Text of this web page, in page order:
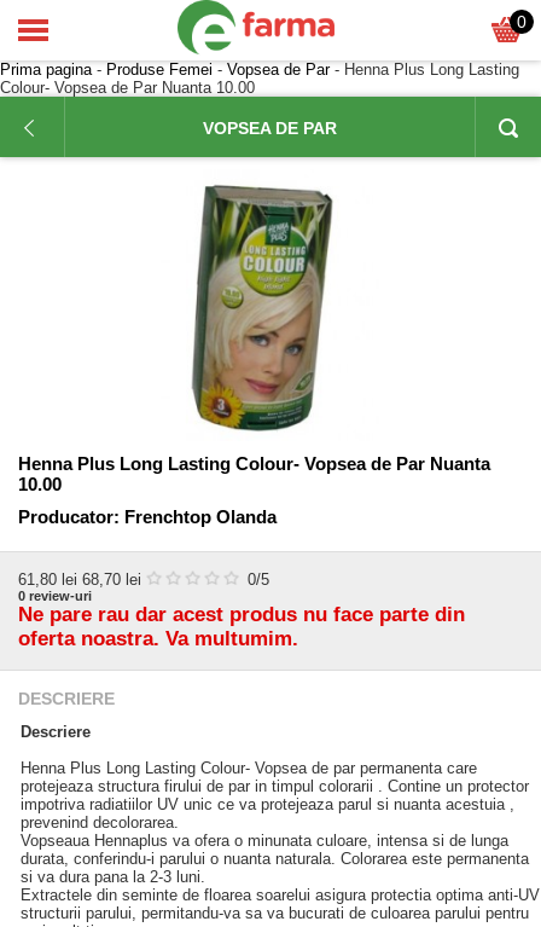
0
Prima pagina- Produse Femei - Vopsea de Par- Henna Plus Long Lasting
Colour- Vopsea de Par Nuanta 10.00
VOPSEA DE PAR
Henna Plus Long Lasting Colour- Vopsea de Par Nuanta
10.00
Producator: Frenchtop Olanda
61,80 lei 68,70 lei 0/5
0 review-uri
Ne pare rau dar acest produs nu face parte din
oferta noastra. Va multumim.
DESCRIERE
Descriere
Henna Plus Long Lasting Colour- Vopsea de par permanenta care
protejeaza structura firului de par in timpul colorarii . Contine un protector
impotriva radiatiilor UV unic ce va protejeaza parul si nuanta acestuia ,
prevenind decolorarea.
Vopseaua Hennaplus va ofera o minunata culoare, intensa si de lunga
durata, conferindu-i parului o nuanta naturala. Colorarea este permanenta
si va dura pana la 2-3 luni.
Extractele din seminte de floarea soarelui asigura protectia optima anti-UV
structurii parului, permitandu-va sa va bucurati de culoarea parului pentru